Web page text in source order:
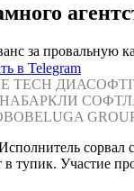
за
в Telegram
TECH ДИАСОФТ
БАРКЛИ
BELUGA
тупик. Участие